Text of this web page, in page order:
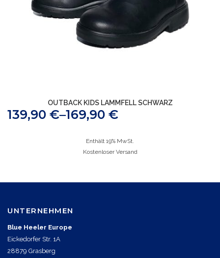
OUTBACK KIDS LAMMFELL SCHWARZ
139,90 €–169,90 €
Enthält 19% MwSt.
Kostenloser Versand
UNTERNEHMEN
Blue Heeler Europe
Eickedorfer Str. 1A
28879 Grasberg